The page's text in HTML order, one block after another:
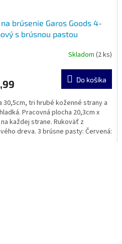
na brúsenie Garos Goods 4-
s brúsnou pastou
Skladom (2 ks)
Do košíka
30,5cm, tri hrubé koženné strany a
Pracovná plocha 20,3cm x
každej strane. Rukoväť z
dreva. 3 brúsne pasty: Červená: